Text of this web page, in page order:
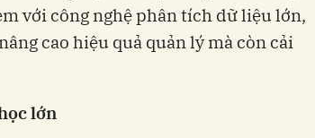
với công nghệ phân tích dữ liệu lớn,
cao hiệu quả quản lý mà còn cải
lớn